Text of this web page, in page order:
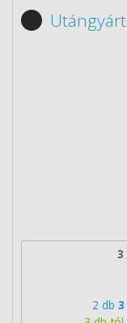
3
2 db